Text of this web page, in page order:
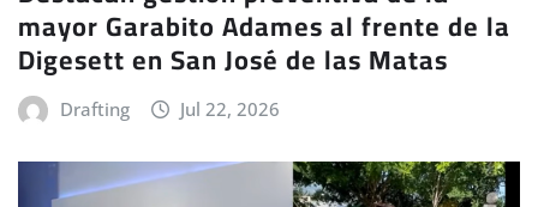
mayor Garabito Adames al frente de la
Digesett en San José de las Matas
Drafting Jul 22, 2026